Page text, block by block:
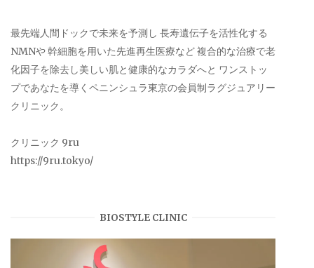
最先端人間ドックで未来を予測し 長寿遺伝子を活性化する
NMNや 幹細胞を用いた先進再生医療など 複合的な治療で老
化因子を除去し美しい肌と健康的なカラダへと ワンストッ
プであなたを導くペニンシュラ東京の会員制ラグジュアリー
クリニック。
クリニック 9ru
https://9ru.tokyo/
BIOSTYLE CLINIC